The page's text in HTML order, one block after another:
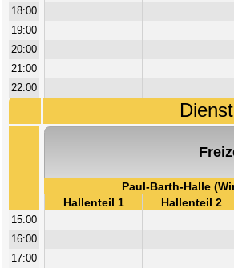
18:00
19:00
20:00
21:00
22:00
Paul-Barth-Halle
Hallenteil 1
Hallenteil 2
15:00
16:00
17:00